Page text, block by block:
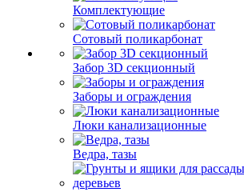
Комплектующие
Сотовый поликарбонат
Забор 3D секционный
Заборы и ограждения
Люки канализационные
Ведра, тазы